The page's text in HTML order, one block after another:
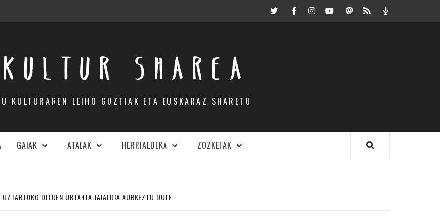
TwitterFacebookInstagramYoutubeMastodon.eus
RSS Podcast
KULTUR SHAREA
KULTURAREN LEIHO GUZTIAK ETA EUSKARAZ SHARETU
GAIAK ATALAK HERRIALDEKA ZOZKETAK
DITUEN URTANTA JAIALDIA AURKEZTU DUTE